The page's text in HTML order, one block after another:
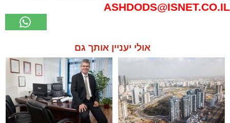
ASHDODS@ISNET.CO.IL
אולי יעניין אותך גם